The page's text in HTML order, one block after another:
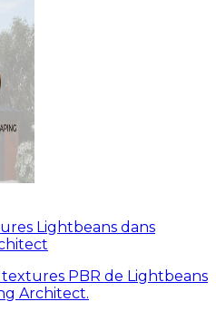
Lightbeans dans
PBR de Lightbeans
Architect.